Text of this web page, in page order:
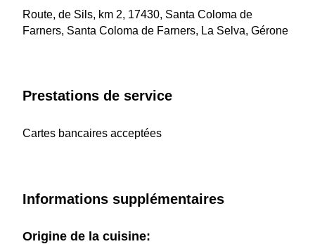
Route, de Sils, km 2, 17430, Santa Coloma de
Farners, Santa Coloma de Farners, La Selva, Gérone
Prestations de service
Cartes bancaires acceptées
Informations supplémentaires
Origine de la cuisine: